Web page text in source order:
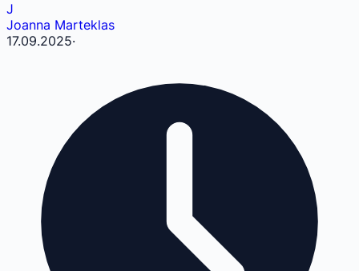
J
Joanna Marteklas
17.09.2025·